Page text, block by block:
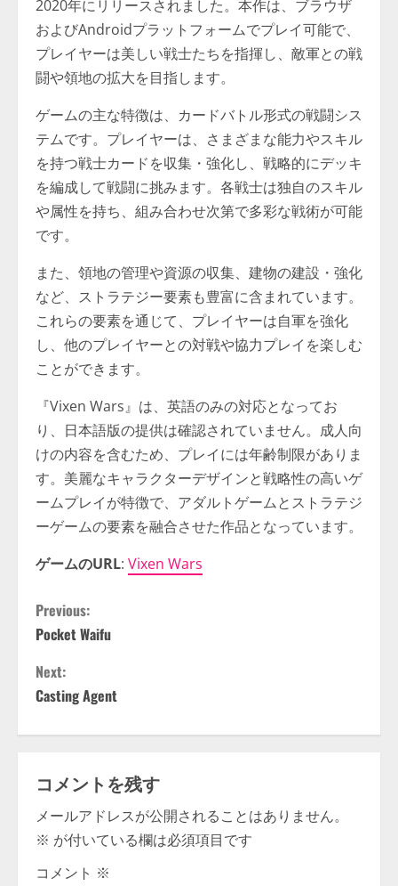
2020年にリリースされました。本作は、ブラウザ
およびAndroidプラットフォームでプレイ可能で、
プレイヤーは美しい戦士たちを指揮し、敵軍との戦
闘や領地の拡大を目指します。
ゲームの主な特徴は、カードバトル形式の戦闘シス
テムです。プレイヤーは、さまざまな能力やスキル
を持つ戦士カードを収集・強化し、戦略的にデッキ
を編成して戦闘に挑みます。各戦士は独自のスキル
や属性を持ち、組み合わせ次第で多彩な戦術が可能
です。
また、領地の管理や資源の収集、建物の建設・強化
など、ストラテジー要素も豊富に含まれています。
これらの要素を通じて、プレイヤーは自軍を強化
し、他のプレイヤーとの対戦や協力プレイを楽しむ
ことができます。
『Vixen Wars』は、英語のみの対応となってお
り、日本語版の提供は確認されていません。成人向
けの内容を含むため、プレイには年齢制限がありま
す。美麗なキャラクターデザインと戦略性の高いゲ
ームプレイが特徴で、アダルトゲームとストラテジ
ーゲームの要素を融合させた作品となっています。
ゲームのURL: Vixen Wars
C
o
n
t
n
u
e
Previous:
Pocket Waifu
Next:
Casting Agent
コメントを残す
メールアドレスが公開されることはありません。
※ が付いている欄は必須項目です
コメント ※